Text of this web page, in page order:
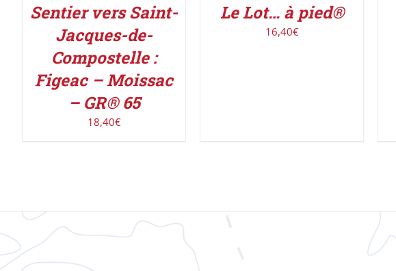
Sentier vers Saint-
Jacques-de-
Compostelle :
Figeac – Moissac
– GR® 65
18,40€
Le Lot… à pied®
16,40€